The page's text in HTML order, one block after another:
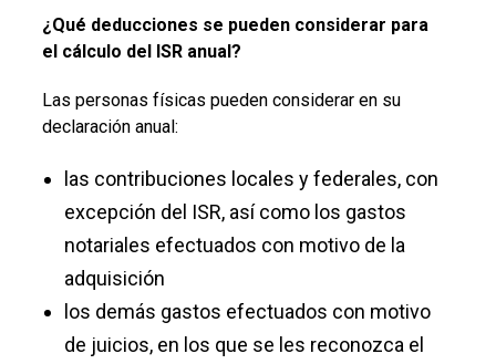
¿Qué deducciones se pueden considerar para
el cálculo del ISR anual?
Las personas físicas pueden considerar en su
declaración anual:
las contribuciones locales y federales, con
excepción del ISR, así como los gastos
notariales efectuados con motivo de la
adquisición
los demás gastos efectuados con motivo
de juicios, en los que se les reconozca el